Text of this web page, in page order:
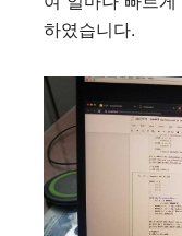
하였습니다.